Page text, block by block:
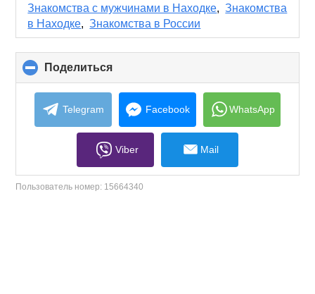
collapse
contents
Знакомства с мужчинами в Находке,Знакомства
в Находке,Знакомства в России
Поделиться
to
collapse
contents
Telegram Facebook WhatsApp
Viber Mail
Пользователь номер: 15664340